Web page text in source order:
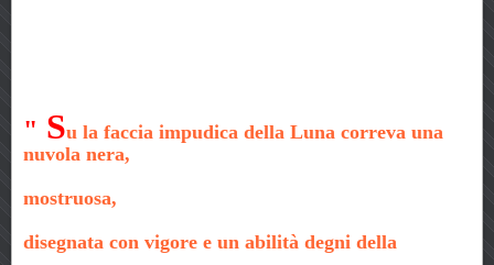
" Su la faccia impudica della Luna correva una
nuvola nera,
mostruosa,
disegnata con vigore e un abilità degni della